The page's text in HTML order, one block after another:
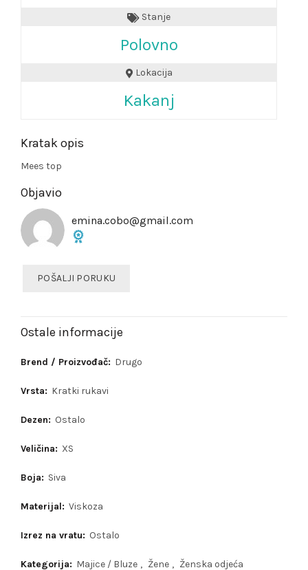
Stanje
Polovno
Lokacija
Kakanj
Kratak opis
Mees top
Objavio
emina.cobo@gmail.com
POŠALJI PORUKU
Ostale informacije
Brend / Proizvođač: Drugo
Vrsta: Kratki rukavi
Dezen: Ostalo
Veličina: XS
Boja: Siva
Materijal: Viskoza
Izrez na vratu: Ostalo
Kategorija: Majice / Bluze , Žene , Ženska odjeća